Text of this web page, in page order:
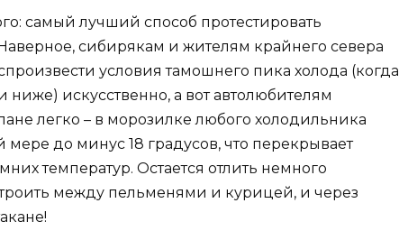
самый лучший способ протестировать
сибирякам и жителям крайнего севера
условия тамошнего пика холода (когда
ниже) искусственно, а вот автолюбителям
легко – в морозилке любого холодильника
до минус 18 градусов, что перекрывает
температур. Остается отлить немного
между пельменями и курицей, и через